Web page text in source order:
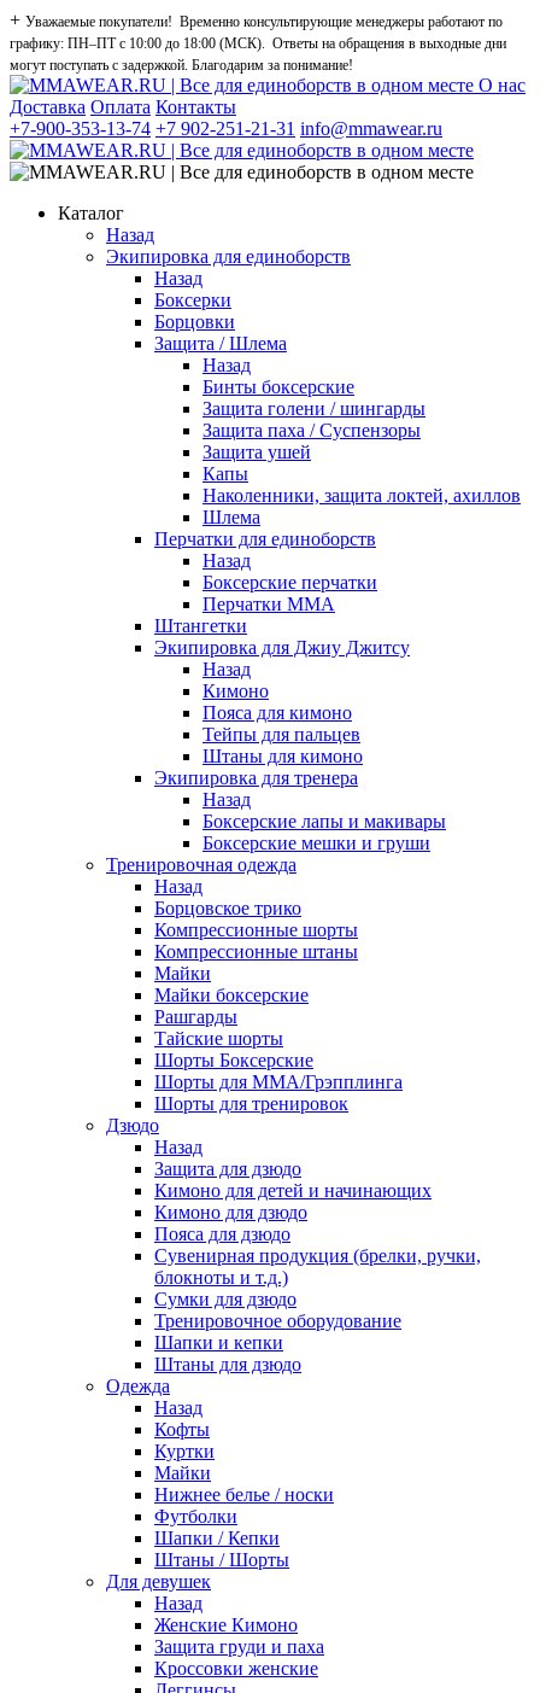
+ Уважаемые покупатели! Временно консультирующие менеджеры работают по
графику: ПН–ПТ с 10:00 до 18:00 (МСК). Ответы на обращения в выходные дни
могут поступать с задержкой. Благодарим за понимание!
О нас
Доставка Оплата Контакты
+7-900-353-13-74 +7 902-251-21-31 info@mmawear.ru
Каталог
Назад
Экипировка для единоборств
Назад
Боксерки
Борцовки
Защита / Шлема
Назад
Бинты боксерские
Защита голени / шингарды
Защита паха / Суспензоры
Защита ушей
Капы
Наколенники, защита локтей, ахиллов
Шлема
Перчатки для единоборств
Назад
Боксерские перчатки
Перчатки ММА
Штангетки
Экипировка для Джиу Джитсу
Назад
Кимоно
Пояса для кимоно
Тейпы для пальцев
Штаны для кимоно
Экипировка для тренера
Назад
Боксерские лапы и макивары
Боксерские мешки и груши
Тренировочная одежда
Назад
Борцовское трико
Компрессионные шорты
Компрессионные штаны
Майки
Майки боксерские
Рашгарды
Тайские шорты
Шорты Боксерские
Шорты для ММА/Грэпплинга
Шорты для тренировок
Дзюдо
Назад
Защита для дзюдо
Кимоно для детей и начинающих
Кимоно для дзюдо
Пояса для дзюдо
Сувенирная продукция (брелки, ручки,
блокноты и т.д.)
Сумки для дзюдо
Тренировочное оборудование
Шапки и кепки
Штаны для дзюдо
Одежда
Назад
Кофты
Куртки
Майки
Нижнее белье / носки
Футболки
Шапки / Кепки
Штаны / Шорты
Для девушек
Назад
Женские Кимоно
Защита груди и паха
Кроссовки женские